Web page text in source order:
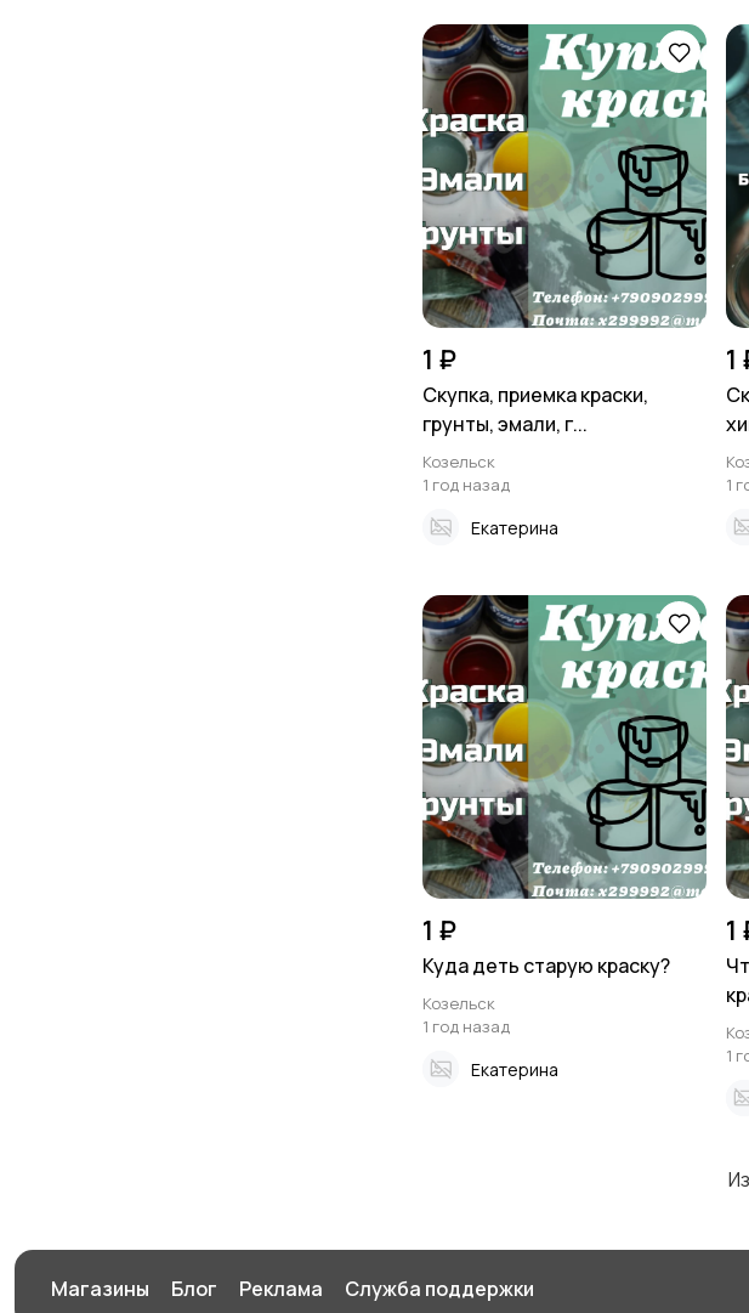
1 ₽
Скупка, приемка краски,
грунты, эмали, г...
Козельск
1 год назад
Екатерина
1
1
1 ₽
Куда деть старую краску?
Козельск
1 год назад
Екатерина
1
1
Магазины Блог Реклама Служба поддержки